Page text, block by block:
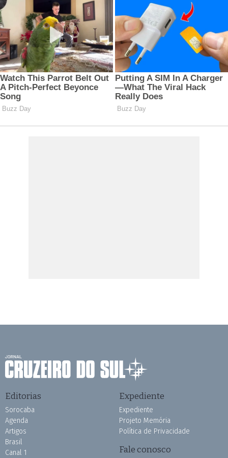
Editorias
Sorocaba
Agenda
Artigos
Brasil
Canal 1
Expediente
Expediente
Projeto Memória
Política de Privacidade
Fale conosco